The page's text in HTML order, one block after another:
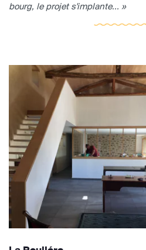
bourg, le projet s'implante... »